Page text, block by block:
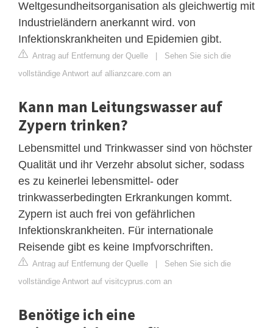
Weltgesundheitsorganisation als gleichwertig mit
Industrieländern anerkannt wird. von
Infektionskrankheiten und Epidemien gibt.
Antrag auf Entfernung der Quelle | Sehen Sie sich die
vollständige Antwort auf allianzcare.com an
Kann man Leitungswasser auf
Zypern trinken?
Lebensmittel und Trinkwasser sind von höchster
Qualität und ihr Verzehr absolut sicher, sodass
es zu keinerlei lebensmittel- oder
trinkwasserbedingten Erkrankungen kommt.
Zypern ist auch frei von gefährlichen
Infektionskrankheiten. Für internationale
Reisende gibt es keine Impfvorschriften.
Antrag auf Entfernung der Quelle | Sehen Sie sich die
vollständige Antwort auf visitcyprus.com an
Benötige ich eine